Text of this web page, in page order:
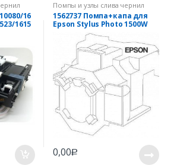
16
1615
Помпы и узлы слива чернил
EPSON
1562737 Помпа+капа для
Epson Stylus Photo 1500W
0,00Р